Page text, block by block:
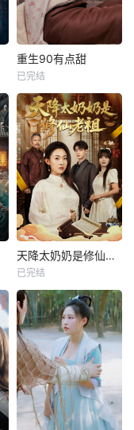
重生90有点甜
已完结
天降太奶奶是修仙老祖
已完结